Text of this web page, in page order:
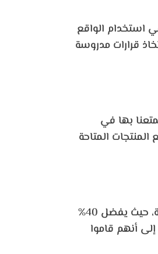
استخدام الواقع
قرارات مدروسة
بها في
المتاحة
تظهر التطبيقات التي تعتمد على تقنية الواقع المعزز والتي تستخدم بسهولة تأثيراً مباشراً على قرارات المستهلكين وفقاً لأحدث الأبحاث التسويقية، حيث يفضل 40%
بالإضافة إلى ذلك أشار 72% من المستهلكين إلى أنهم قاموا